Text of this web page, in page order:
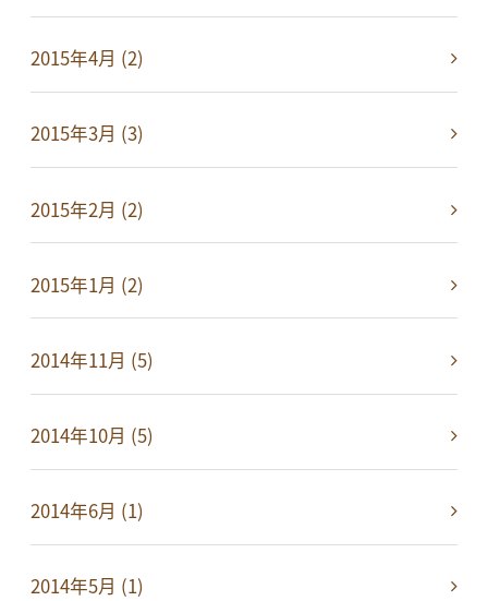
2015年4月 (2)
2015年3月 (3)
2015年2月 (2)
2015年1月 (2)
2014年11月 (5)
2014年10月 (5)
2014年6月 (1)
2014年5月 (1)